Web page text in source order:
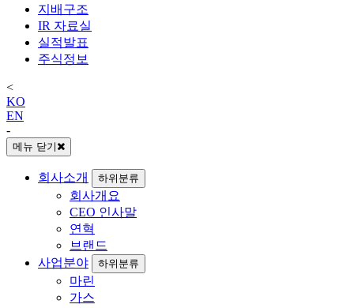
지배구조
IR 자료실
실적발표
주식정보
<
KO
EN
-
메뉴 닫기
회사소개 하위분류
회사개요
CEO 인사말
연혁
브랜드
사업분야
하위분류
마린
가스